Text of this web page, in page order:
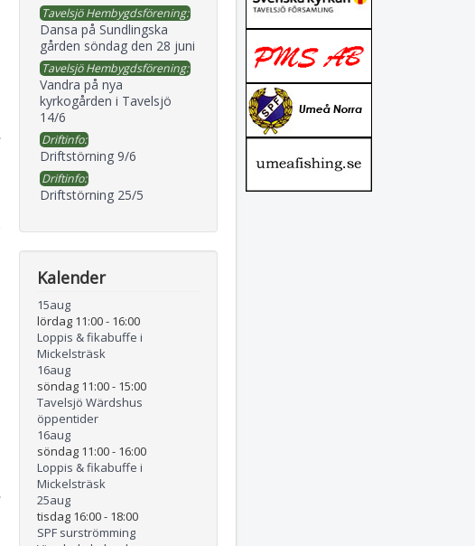
Tavelsjö Hembygdsförening:
Dansa på Sundlingska
gården söndag den 28 juni
Tavelsjö Hembygdsförening:
Vandra på nya
kyrkogården i Tavelsjö
14/6
Driftinfo:
Driftstörning 9/6
Driftinfo:
Driftstörning 25/5
Kalender
15aug
lördag 11:00- 16:00
Loppis & fikabuffe i
Mickelsträsk
16aug
söndag 11:00- 15:00
Tavelsjö Wärdshus
öppentider
16aug
söndag 11:00- 16:00
Loppis & fikabuffe i
Mickelsträsk
25aug
tisdag 16:00- 18:00
SPF surströmming